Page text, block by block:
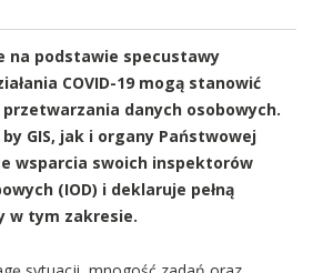
na podstawie specustawy
COVID-19 mogą stanowić
danych osobowych.
by GIS, jak i organy Państwowej
wsparcia swoich inspektorów
(IOD) i deklaruje pełną
w tym zakresie.